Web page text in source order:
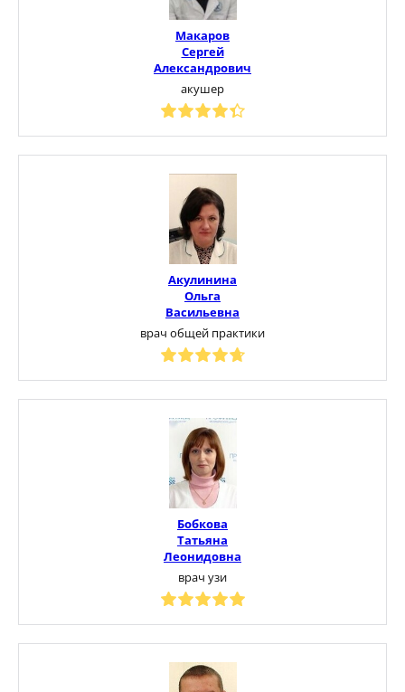
Макаров
Сергей
Александрович
акушер
Акулинина
Ольга
Васильевна
врач общей практики
Бобкова
Татьяна
Леонидовна
врач узи